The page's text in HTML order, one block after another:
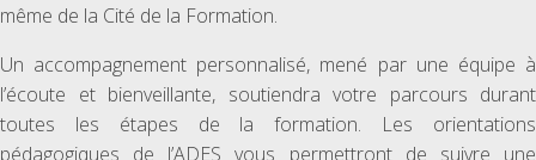
même de la Cité de la Formation.
Un accompagnement personnalisé, mené par une équipe à
l’écoute et bienveillante, soutiendra votre parcours durant
toutes les étapes de la formation. Les orientations
pédagogiques de l’ADES vous permettront de suivre une